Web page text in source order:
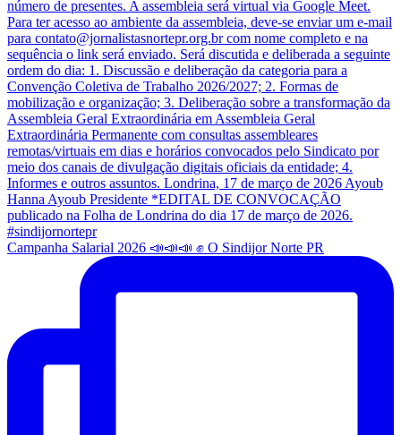
Campanha Salarial 2026 📣📣📣 ✊ O Sindijor Norte PR